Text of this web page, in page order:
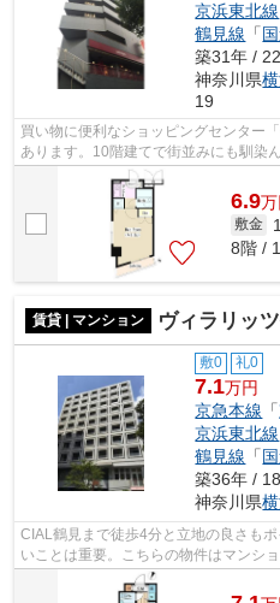
京浜東北線
鶴見線 「
築31年 /
神奈川県
19
買い物に便利なショッピングセンター
あります。10階建てで街並みにも馴染
は初期費用をカードでお支払いいただけ
6.9万
敷金
8階 /
賃貸 | マンション ヴィラリッ
敷0 礼0
7.1万円
京急本線 「
京浜東北線
鶴見線 「
築36年 /
神奈川県
CIAL鶴見まで徒歩4分と立地の良さも
いことは重要。こちらの物件はマンシ
をかけて作られた、こだわりを感じら